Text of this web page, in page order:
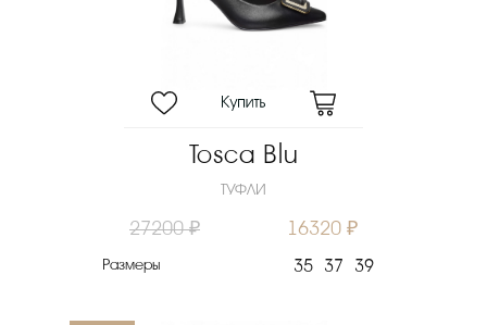
Tosca Blu
ТУФЛИ
27200 ₽ 16320 ₽
Размеры 35 37 39